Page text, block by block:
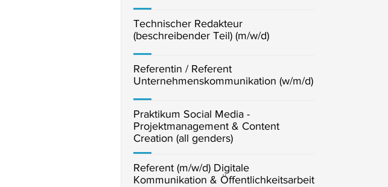
Technischer Redakteur
(beschreibender Teil) (m/w/d)
Referentin / Referent
Unternehmenskommunikation (w/m/d)
Praktikum Social Media -
Projektmanagement & Content
Creation (all genders)
Referent (m/w/d) Digitale
Kommunikation & Öffentlichkeitsarbeit